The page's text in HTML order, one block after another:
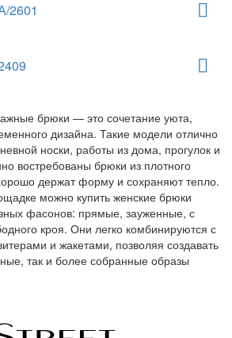
брюки — это сочетание уюта,
дизайна. Такие модели отлично
носки, работы из дома, прогулок и
востребованы брюки из плотного
держат форму и сохраняют тепло.
можно купить женские брюки
фасонов: прямые, зауженные, с
кроя. Они легко комбинируются с
и жакетами, позволяя создавать
так и более собранные образы